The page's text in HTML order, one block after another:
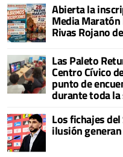
Abierta la
Media
Rivas Rojano
Las Paleto
Centro Cívico
punto de
durante toda la
Los fichajes
ilusión